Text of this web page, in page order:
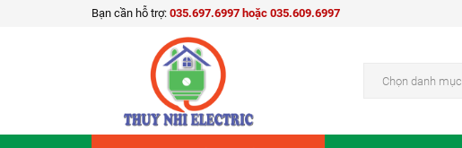
Bạn cần hỗ trợ: 035.697.6997 hoặc 035.609.6997
Chọn danh mục
Phích cắm công nghiệp MPE 32A IP67 MPN-0232
Giá bán: 260.000₫